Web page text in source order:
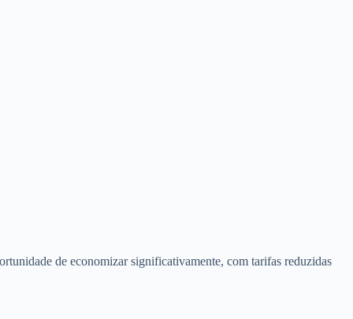
de economizar significativamente, com tarifas reduzidas